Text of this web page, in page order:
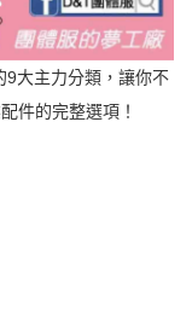
9大主力分類，讓你不
件的完整選項！